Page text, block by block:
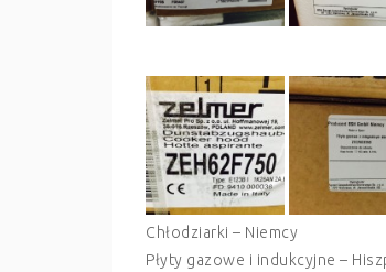
Chłodziarki – Niemcy
Płyty gazowe i indukcyjne –